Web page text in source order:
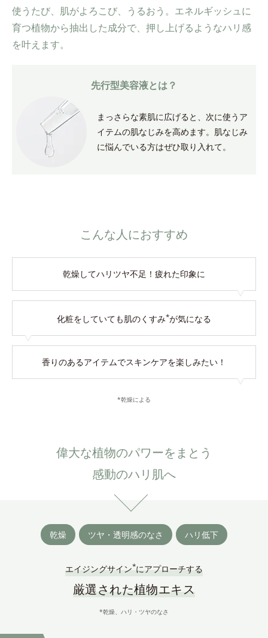
使うたび、肌がよろこび、うるおう。 エネルギッシュに
育つ植物から抽出した成分で、 押し上げるようなハリ感
を叶えます。
先行型美容液とは？
まっさらな素肌に広げると、次に使うア
イテムの肌なじみを高めます。肌なじみ
に悩んでいる方はぜひ取り入れて。
こんな人におすすめ
乾燥してハリツヤ不足！ 疲れた印象に
化粧をしていても肌のくすみ*が気になる
香りのあるアイテムでスキンケアを楽しみたい！
*乾燥による
偉大な植物のパワーをまとう
感動のハリ肌へ
乾燥 ツヤ・透明感のなさ ハリ低下
エイジングサイン*にアプローチする
厳選された植物エキス
*乾燥、ハリ・ツヤのなさ